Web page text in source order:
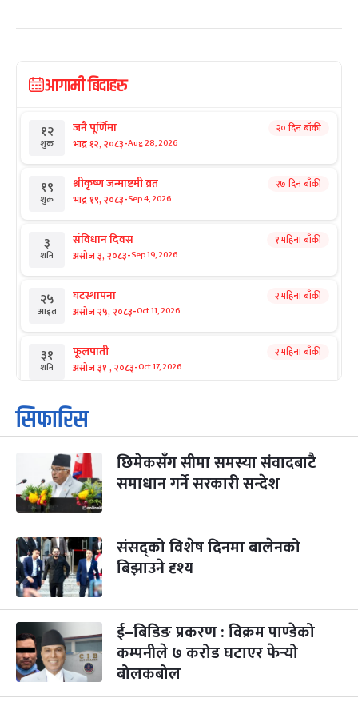
आगामी बिदाहरु
१२
शुक्र
जनै पूर्णिमा
भाद्र १२, २०८३-Aug 28, 2026
२० दिन बाँकी
१९
शुक्र
श्रीकृष्ण जन्माष्टमी व्रत
भाद्र १९, २०८३-Sep 4, 2026
२७ दिन बाँकी
३
शनि
संविधान दिवस
असोज ३, २०८३-Sep 19, 2026
१ महिना बाँकी
२५
आइत
घटस्थापना
असोज २५, २०८३-Oct 11, 2026
२ महिना बाँकी
३१
शनि
फूलपाती
असोज ३१ , २०८३-Oct 17, 2026
२ महिना बाँकी
१
आइत
कार्तिक सङ्क्रान्ति
कार्तिक १, २०८३
३
मंगल
महानवमी
कार्तिक ३, २०८३-Oct 20, 2026
२ महिना बाँकी
४
बुध कार्तिक ४, २०८३ Oct 21, 2026
५
बिहि
पापा‌ङ्कुशा एकादशी व्रत
कार्तिक ५, २०८३
२२
आइत
कुकुर तिहार
कार्तिक २२, २०८३-Nov 8, 2026
३ महिना बाँकी
२३ गाई पूजा
सिफारिस
छिमेकसँग सीमा समस्या संवादबाटै
समाधान गर्ने सरकारी सन्देश
संसद्को विशेष दिनमा बालेनको
बिझाउने दृश्य
ई–बिडिङ प्रकरण : विक्रम पाण्डेको
कम्पनीले ७ करोड घटाएर फेर्‍यो
बोलकबोल